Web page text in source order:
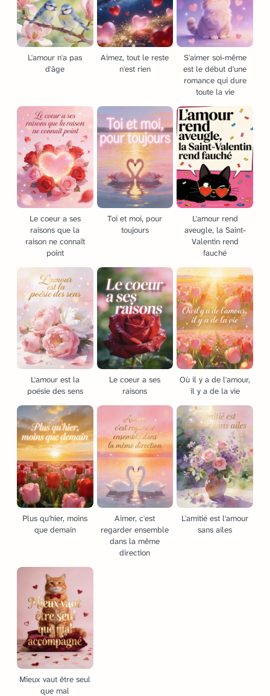
L'amour n'a pas
d'âge
Aimez, tout le reste
n'est rien
S'aimer soi-même
est le début d'une
romance qui dure
toute la vie
Le coeur a ses
raisons que la
raison ne connaît
point
Toi et moi, pour
toujours
L'amour rend
aveugle, la Saint-
Valentin rend
fauché
L'amour est la
poésie des sens
Le coeur a ses
raisons
Où il y a de l'amour,
il y a de la vie
Plus qu'hier, moins
que demain
Aimer, c'est
regarder ensemble
dans la même
direction
L'amitié est l'amour
sans ailes
Mieux vaut être seul
que mal